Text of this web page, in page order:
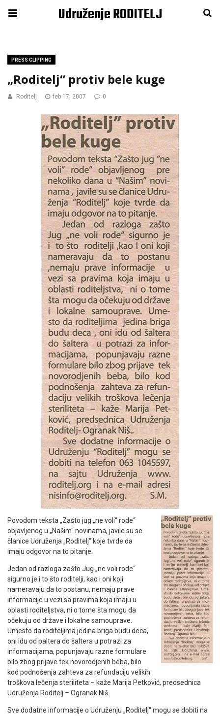
Udruženje RODITELJ
PRESS CLIPPING
„Roditelj“ protiv bele kuge
Roditelj feb 17, 2007 0
Povodom teksta „Zašto jug „ne voli“ rode“
objavljenog u „Našim“ novinama, javile su se
članice Udruženja „Roditelj“ koje tvrde da
imaju odgovor na to pitanje.
Jedan od razloga zašto Jug „ne voli rode“
sigurno je i to što roditelji, kao i oni koji
nameravaju da to postanu, nemaju prave
informacije u vezi sa pravima koja imaju u
oblasti roditeljstva, ni o tome šta mogu da
očekuju od države i lokalne samouprave.
Umesto da roditeljima jedina briga budu deca,
oni idu od paltera do šaltera u potrazi za
informacijama, popunjavaju razne formulare
bilo zbog prijave tek novorodjenih beba, bilo
kod podnošenja zahteva za refundaciju velikih
troškova lečenja steriliteta – kaže Marija Petković, predsednica
Udruženja Roditelj – Ogranak Niš.
Sve dodatne informacije o Udruženju „Roditelj“ mogu se dobiti na